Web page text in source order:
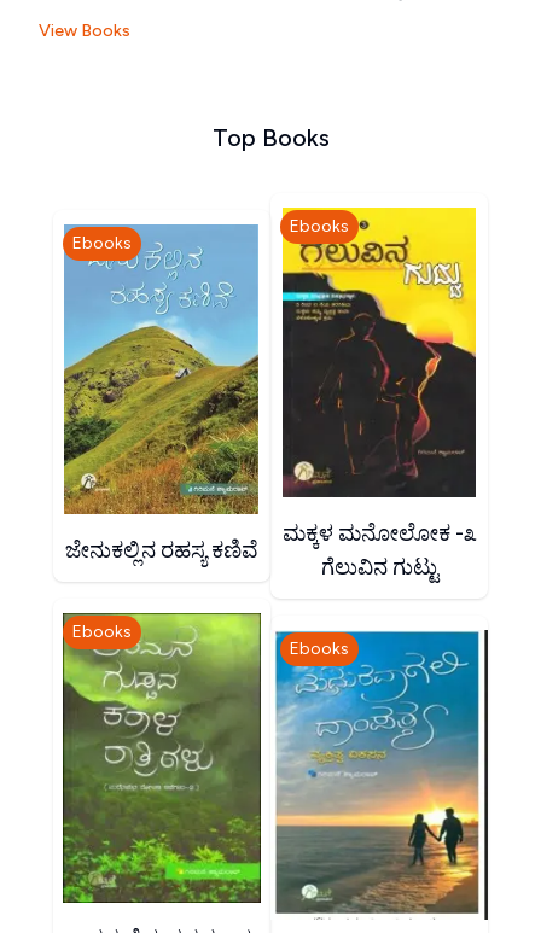
View Books
Top Books
Ebooks
ಜೇನುಕಲ್ಲಿನ ರಹಸ್ಯ ಕಣಿವೆ
Ebooks
ಮಕ್ಕಳ ಮನೋಲೋಕ -೩
ಗೆಲುವಿನ ಗುಟ್ಟು
Ebooks
Ebooks